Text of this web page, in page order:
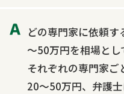
どの専門家に依頼す
～50万円を相場とし
それぞれの専門家
20～50万円、弁護